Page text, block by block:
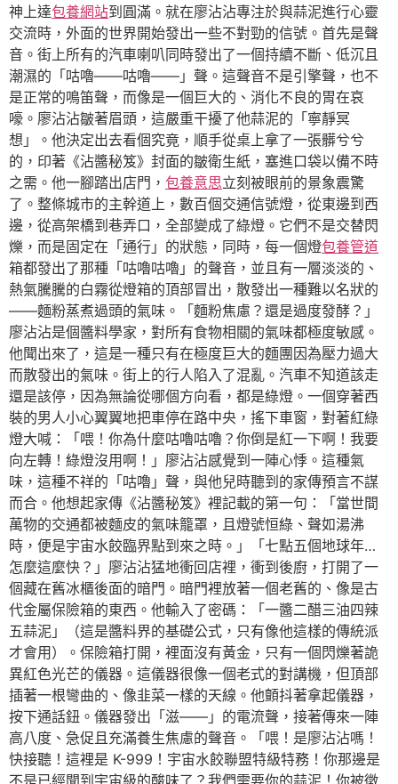
神上達包養網站到圓滿。就在廖沾沾專注於與蒜泥進行心靈
交流時，外面的世界開始發出一些不對勁的信號。首先是聲
音。街上所有的汽車喇叭同時發出了一個持續不斷、低沉且
潮濕的「咕嚕——咕嚕——」聲。這聲音不是引擎聲，也不
是正常的鳴笛聲，而像是一個巨大的、消化不良的胃在哀
嚎。廖沾沾皺著眉頭，這嚴重干擾了他蒜泥的「寧靜冥
想」。他決定出去看個究竟，順手從桌上拿了一張髒兮兮
的，印著《沾醬秘笈》封面的皺衛生紙，塞進口袋以備不時
之需。他一腳踏出店門， 包養意思立刻被眼前的景象震驚
了。整條城市的主幹道上，數百個交通信號燈，從東邊到西
邊，從高架橋到巷弄口，全部變成了綠燈。它們不是交替閃
爍，而是固定在「通行」的狀態，同時，每一個燈包養管道
箱都發出了那種「咕嚕咕嚕」的聲音，並且有一層淡淡的、
熱氣騰騰的白霧從燈箱的頂部冒出，散發出一種難以名狀的
——麵粉蒸煮過頭的氣味。「麵粉焦慮？還是過度發酵？」
廖沾沾是個醬料學家，對所有食物相關的氣味都極度敏感。
他聞出來了，這是一種只有在極度巨大的麵團因為壓力過大
而散發出的氣味。街上的行人陷入了混亂。汽車不知道該走
還是該停，因為無論從哪個方向看，都是綠燈。一個穿著西
裝的男人小心翼翼地把車停在路中央，搖下車窗，對著紅綠
燈大喊：「喂！你為什麼咕嚕咕嚕？你倒是紅一下啊！我要
向左轉！綠燈沒用啊！」廖沾沾感覺到一陣心悸。這種氣
味，這種不祥的「咕嚕」聲，與他兒時聽到的家傳預言不謀
而合。他想起家傳《沾醬秘笈》裡記載的第一句：「當世間
萬物的交通都被麵皮的氣味籠罩，且燈號恒綠、聲如湯沸
時，便是宇宙水餃臨界點到來之時。」「七點五個地球年…
怎麼這麼快？」廖沾沾猛地衝回店裡，衝到後廚，打開了一
個藏在舊冰櫃後面的暗門。暗門裡放著一個老舊的、像是古
代金屬保險箱的東西。他輸入了密碼：「一醬二醋三油四辣
五蒜泥」（這是醬料界的基礎公式，只有像他這樣的傳統派
才會用）。保險箱打開，裡面沒有黃金，只有一個閃爍著詭
異紅色光芒的儀器。這儀器很像一個老式的對講機，但頂部
插著一根彎曲的、像韭菜一樣的天線。他顫抖著拿起儀器，
按下通話鈕。儀器發出「滋——」的電流聲，接著傳來一陣
高八度、急促且充滿養生焦慮的聲音。「喂！是廖沾沾嗎！
快接聽！這裡是 K-999！宇宙水餃聯盟特級特務！你那邊是
不是已經聞到宇宙級的酸味了？我們需要你的蒜泥！你被徵